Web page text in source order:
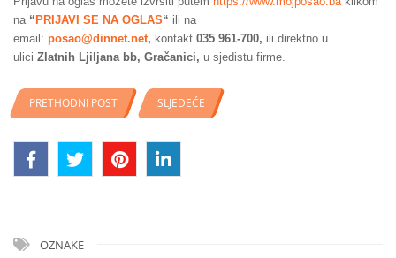
na “ PRIJAVI SE NA OGLAS“ ili na
email: posao@dinnet.net, kontakt 035 961-700, ili direktno u
ulici Zlatnih Ljiljana bb, Gračanici, u sjedistu firme.
PRETHODNI POST SLJEDEĆE
OZNAKE